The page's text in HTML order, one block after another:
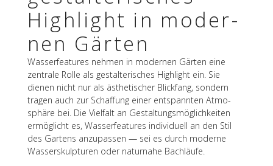
High­light in moder­
nen Gärten
Wasser­fea­tures nehmen in moder­nen Gärten eine
zentrale Rolle als gestal­te­ri­sches High­light ein. Sie
dienen nicht nur als ästhe­ti­scher Blick­fang, sondern
tragen auch zur Schaf­fung einer entspann­ten Atmo­
sphäre bei. Die Viel­falt an Gestal­tungs­mög­lich­kei­ten
ermög­licht es, Wasser­fea­tures indi­vi­du­ell an den Stil
des Gartens anzu­pas­sen — sei es durch moderne
Wasser­skulp­tu­ren oder natur­nahe Bachläufe.